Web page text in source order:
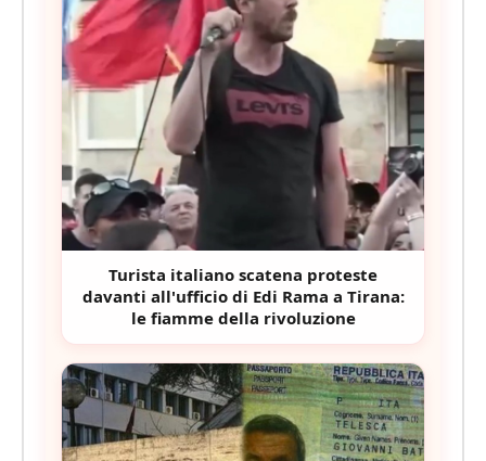
Turista italiano scatena proteste
davanti all'ufficio di Edi Rama a Tirana:
le fiamme della rivoluzione